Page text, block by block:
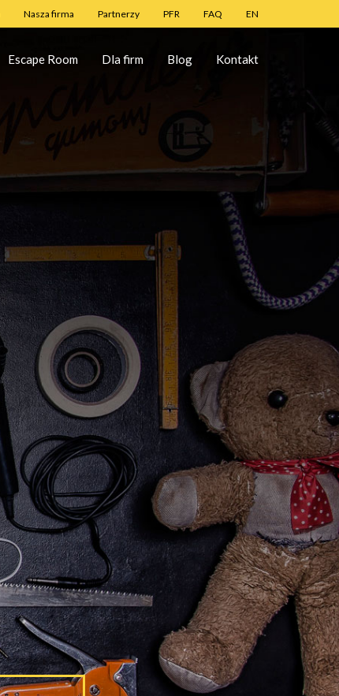
Nasza firma Partnerzy PFR FAQ EN
Escape Room Dla firm Blog Kontakt